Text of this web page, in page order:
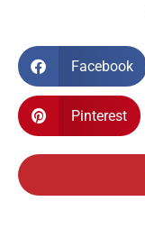
Facebook
Pinterest